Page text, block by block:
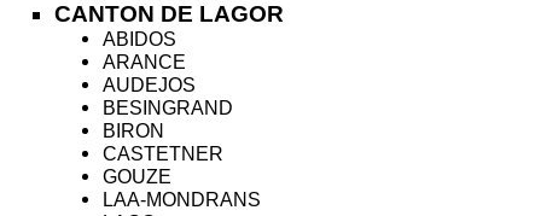
CANTON DE LAGOR
ABIDOS
ARANCE
AUDEJOS
BESINGRAND
BIRON
CASTETNER
GOUZE
LAA-MONDRANS